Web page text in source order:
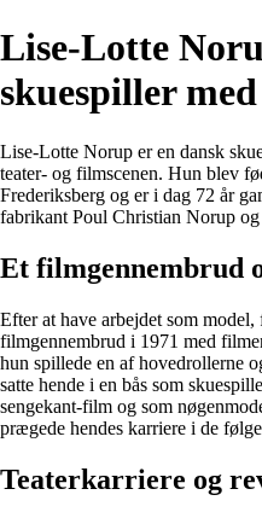
Lise-Lotte
skuespiller
Lise-Lotte Norup er en dansk
teater- og filmscenen. Hun blev
Frederiksberg og er i dag 72 år
fabrikant Poul Christian Norup
Et filmgennembrud
Efter at have arbejdet som
filmgennembrud i 1971 med
hun spillede en af hovedrollerne
satte hende i en bås som
sengekant-film og som
prægede hendes karriere i de
Teaterkarriere og